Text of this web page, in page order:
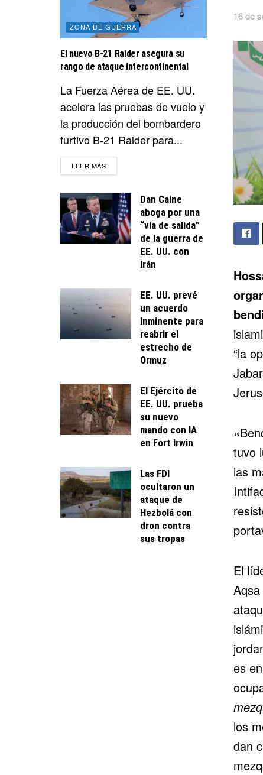
16 de
“la
tuvo
las
El
es
los
dan
ZONA DE GUERRA
El nuevo B-21 Raider asegura su
rango de ataque intercontinental
La Fuerza Aérea de EE. UU.
acelera las pruebas de vuelo y
la producción del bombardero
furtivo B-21 Raider para...
LEER MÁSDETAILS
Dan Caine
aboga por una
“vía de salida”
de la guerra de
EE. UU. con
Irán
EE. UU. prevé
un acuerdo
inminente para
reabrir el
estrecho de
Ormuz
El Ejército de
EE. UU. prueba
su nuevo
mando con IA
en Fort Irwin
Las FDI
ocultaron un
ataque de
Hezbolá con
dron contra
sus tropas